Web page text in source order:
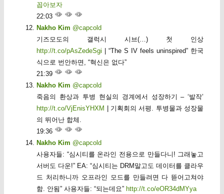
꼽아보자
22:03
Nakho Kim @capcold
기즈모도의 갤럭시 시브(…) 첫 인상
http://t.co/pAsZedeSgi | “The S IV feels uninspired” 한국
식으로 번안하면, “혁신은 없다”
21:39
Nakho Kim @capcold
죽음의 환상과 투병 현실의 경계에서 성장하기 – ‘발작’
http://t.co/VjEnisYHXM | 기획회의 서평. 투병물과 성장물
의 뛰어난 합체.
19:36
Nakho Kim @capcold
사용자들: “심시티를 온라인 전용으로 만들다니! 그래놓고
서버도 다운!” EA: “심시티는 DRM말고도 데이터를 클라우
드 처리하니까 오프라인 모드를 만들려면 다 뜯어고쳐야
함. 안됨” 사용자들: “되는데요”http://t.co/eOR34dMYya